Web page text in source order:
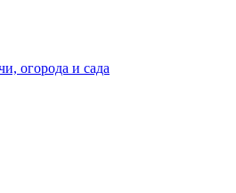
огорода и сада